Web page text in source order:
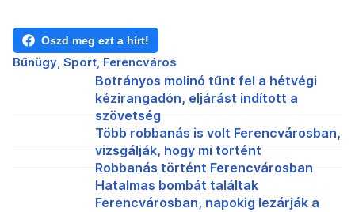
Oszd meg ezt a hírt!
Bűnügy Sport Ferencváros
Botrányos molinó tűnt fel a hétvégi
kézirangadón, eljárást indított a
szövetség
Több robbanás is volt Ferencvárosban,
vizsgálják, hogy mi történt
Robbanás történt Ferencvárosban
Hatalmas bombát találtak
Ferencvárosban, napokig lezárják a